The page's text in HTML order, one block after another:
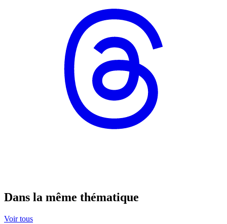
Dans la même thématique
Voir tous